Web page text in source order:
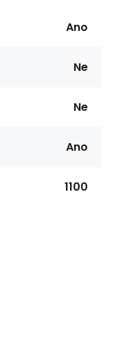
Ano
Ne
Ne
Ano
1100